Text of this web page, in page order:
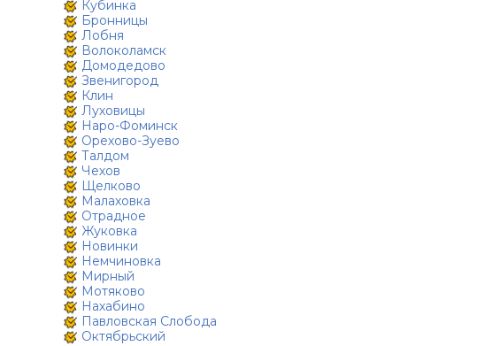
Кубинка
Бронницы
Лобня
Волоколамск
Домодедово
Звенигород
Клин
Луховицы
Наро-Фоминск
Орехово-Зуево
Талдом
Чехов
Щелково
Малаховка
Отрадное
Жуковка
Новинки
Немчиновка
Мирный
Мотяково
Нахабино
Павловская Слобода
Октябрьский